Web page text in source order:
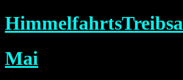
Mai